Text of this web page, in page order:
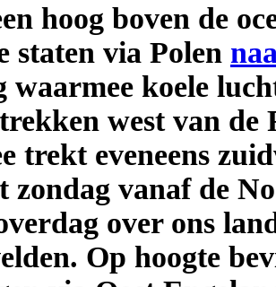
hoog boven de
staten via Polen
waarmee koele
west van
trekt eveneens
vanaf de
over ons
Op hoogte